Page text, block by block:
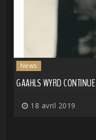
News
GAAHLS WYRD
18 avril 2019